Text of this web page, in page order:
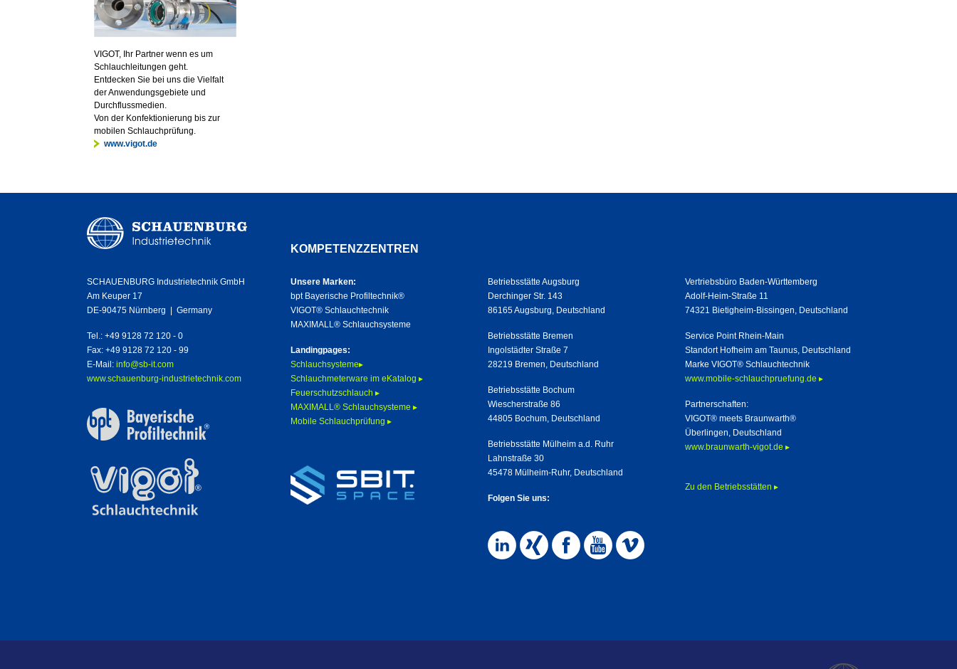
VIGOT, Ihr Partner wenn es um
Schlauchleitungen geht.
Entdecken Sie bei uns die Vielfalt
der Anwendungsgebiete und
Durchflussmedien.
Von der Konfektionierung bis zur
mobilen Schlauchprüfung.
www.vigot.de
SCHAUENBURG Industrietechnik GmbH
Am Keuper 17
DE-90475 Nürnberg | Germany
Tel.: +49 9128 72 120 - 0
Fax: +49 9128 72 120 - 99
E-Mail: info@sb-it.com
www.schauenburg-industrietechnik.com
KOMPETENZZENTREN
Unsere Marken:
bpt Bayerische Profiltechnik®
VIGOT® Schlauchtechnik
MAXIMALL® Schlauchsysteme
Landingpages:
Schlauchsysteme▸
Schlauchmeterware im eKatalog ▸
Feuerschutzschlauch ▸
MAXIMALL® Schlauchsysteme ▸
Mobile Schlauchprüfung ▸
Betriebsstätte Augsburg
Derchinger Str. 143
86165 Augsburg, Deutschland
Betriebsstätte Bremen
Ingolstädter Straße 7
28219 Bremen, Deutschland
Betriebsstätte Bochum
Wiescherstraße 86
44805 Bochum, Deutschland
Betriebsstätte Mülheim a.d. Ruhr
Lahnstraße 30
45478 Mülheim-Ruhr, Deutschland
Folgen Sie uns:
Vertriebsbüro Baden-Württemberg
Adolf-Heim-Straße 11
74321 Bietigheim-Bissingen, Deutschland
Service Point Rhein-Main
Standort Hofheim am Taunus, Deutschland
Marke VIGOT® Schlauchtechnik
www.mobile-schlauchpruefung.de ▸
Partnerschaften:
VIGOT® meets Braunwarth®
Überlingen, Deutschland
www.braunwarth-vigot.de ▸
Zu den Betriebsstätten ▸